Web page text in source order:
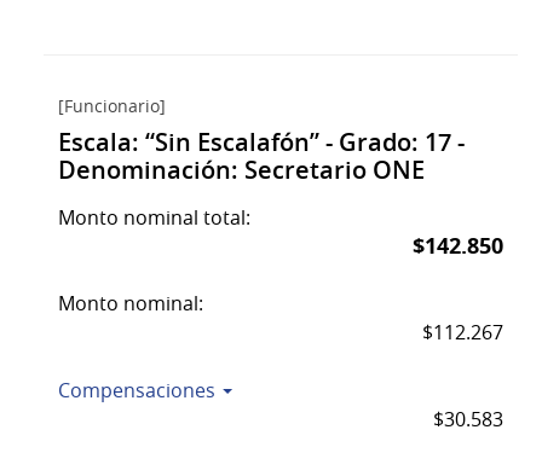
[Funcionario]
Escala: “Sin Escalafón” - Grado: 17 -
Denominación: Secretario ONE
Monto nominal total:
$142.850
Monto nominal:
$112.267
Compensaciones
$30.583